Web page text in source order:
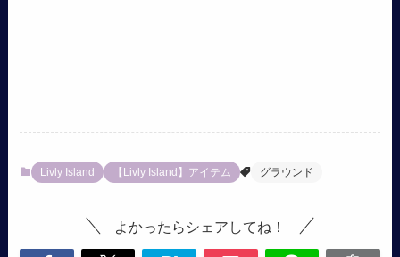
Livly Island 【Livly Island】アイテム グラウンド
よかったらシェアしてね！